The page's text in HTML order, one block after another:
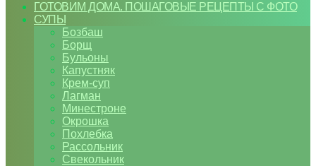
ГОТОВИМ ДОМА. ПОШАГОВЫЕ РЕЦЕПТЫ С ФОТО
СУПЫ
Бозбаш
Борщ
Бульоны
Капустняк
Крем-суп
Лагман
Минестроне
Окрошка
Похлебка
Рассольник
Свекольник